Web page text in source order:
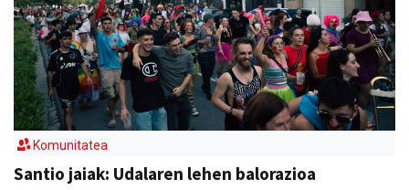
Komunitatea
Santio jaiak: Udalaren lehen balorazioa